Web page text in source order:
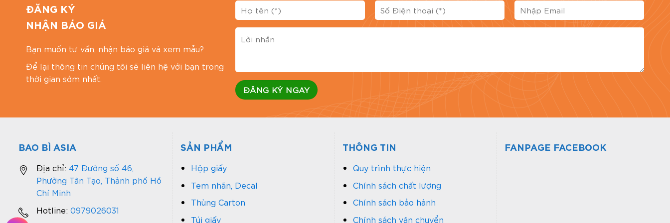
Website:
https://baobiasia.com
ĐĂNG KÝ
NHẬN BÁO GIÁ
Bạn muốn tư vấn, nhận báo giá và xem mẫu?
Để lại thông tin chúng tôi sẽ liên hệ với bạn trong
thời gian sớm nhất.
BAO BÌ ASIA
Địa chỉ: 47 Đường số 46,
Phường Tân Tạo, Thành phố Hồ
Chí Minh
Hotline: 0979026031
SẢN PHẨM
Hộp giấy
Tem nhãn, Decal
Thùng Carton
Túi giấy
THÔNG TIN
Quy trình thực hiện
Chính sách chất lượng
Chính sách bảo hành
Chính sách vận chuyển
FANPAGE FACEBOOK